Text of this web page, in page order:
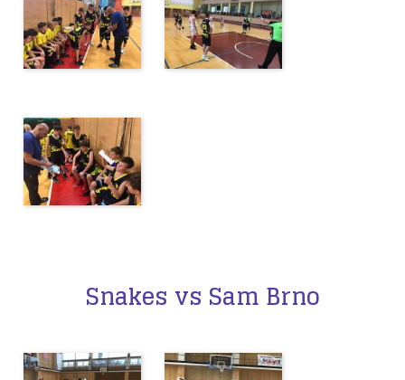
Snakes vs Sam Brno